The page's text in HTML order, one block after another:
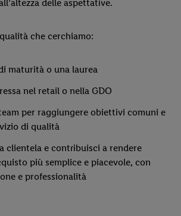
delle aspettative.
che cerchiamo:
maturità o una laurea
nel retail o nella GDO
per raggiungere obiettivi comuni e
di qualità
clientela e contribuisci a rendere
più semplice e piacevole, con
e professionalità